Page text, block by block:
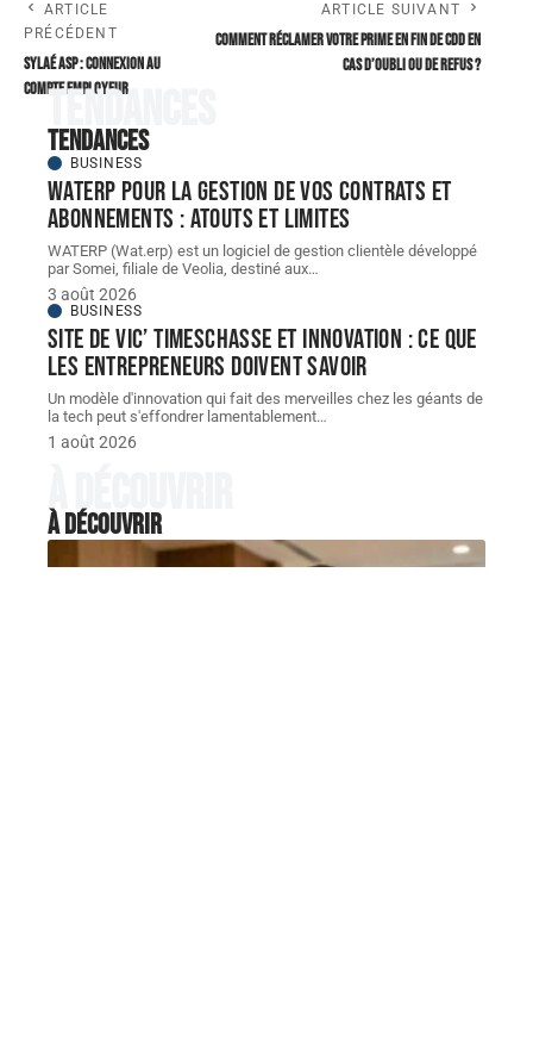
ARTICLE
PRÉCÉDENT
SYLAé ASP : connexion au
compte employeur
ARTICLE SUIVANT
Comment réclamer votre prime en fin de CDD en
cas d’oubli ou de refus ?
Tendances
Tendances
BUSINESS
WATERP pour la gestion de vos contrats et
abonnements : atouts et limites
WATERP (Wat.erp) est un logiciel de gestion clientèle développé
par Somei, filiale de Veolia, destiné aux…
3 août 2026
BUSINESS
Site de vic’ Timeschasse et innovation : ce que
les entrepreneurs doivent savoir
Un modèle d'innovation qui fait des merveilles chez les géants de
la tech peut s'effondrer lamentablement…
1 août 2026
À découvrir
À découvrir